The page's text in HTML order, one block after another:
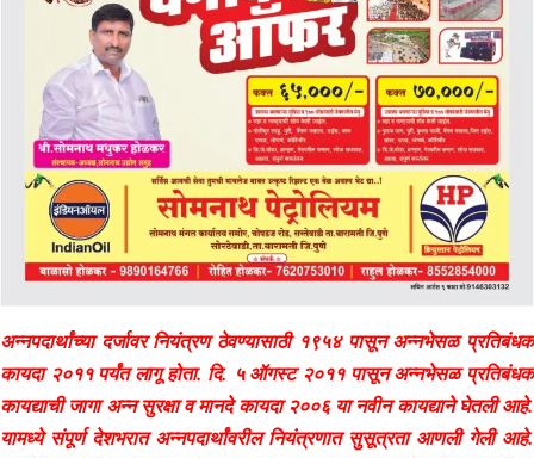
अन्नपदार्थांच्या दर्जावर नियंत्रण ठेवण्यासाठी १९५४ पासून अन्नभेसळ प्रतिबंधक
कायदा २०११ पर्यंत लागू होता. दि. ५ ऑगस्ट २०११ पासून अन्नभेसळ प्रतिबंधक
कायद्याची जागा अन्न सुरक्षा व मानदे कायदा २००६ या नवीन कायद्याने घेतली आहे.
यामध्ये संपूर्ण देशभरात अन्नपदार्थांवरील नियंत्रणात सुसूत्रता आणली गेली आहे.